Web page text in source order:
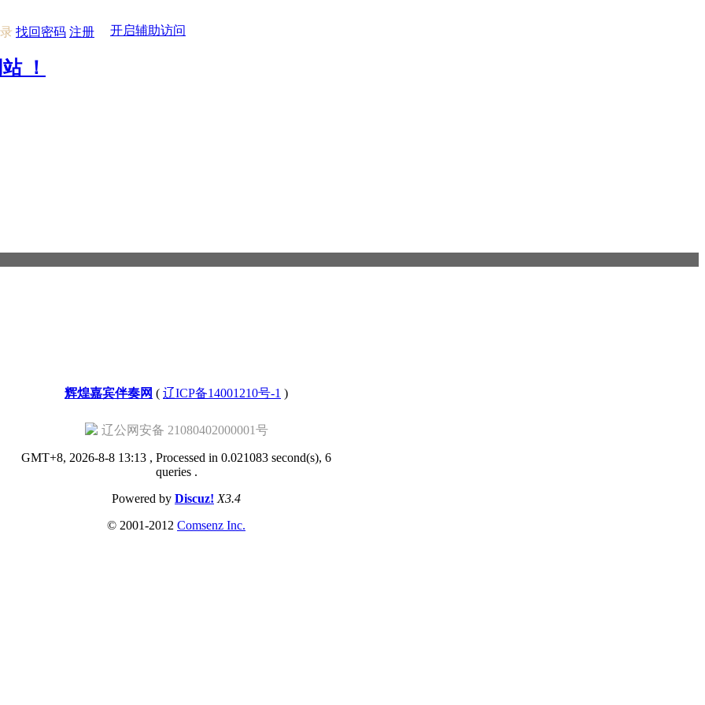
开启辅助访问
找回密码 注册
辉煌嘉宾伴奏网 ( 辽ICP备14001210号-1 )
辽公网安备 21080402000001号
GMT+8, 2026-8-8 13:13 , Processed in 0.021083 second(s), 6
queries .
Powered by Discuz! X3.4
© 2001-2012 Comsenz Inc.